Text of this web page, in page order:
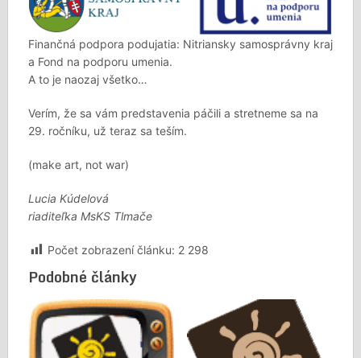
Finančná podpora podujatia: Nitriansky samosprávny kraj
a Fond na podporu umenia.
A to je naozaj všetko…
Verím, že sa vám predstavenia páčili a stretneme sa na
29. ročníku, už teraz sa teším.
(make art, not war)
Lucia Kúdelová
riaditeľka MsKS Tlmače
Počet zobrazení článku: 2 298
Podobné články